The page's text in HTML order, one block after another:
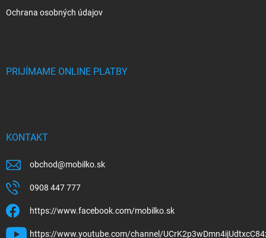
Ochrana osobných údajov
PRIJÍMAME ONLINE PLATBY
KONTAKT
obchod@mobilko.sk
0908 447 777
https://www.facebook.com/mobilko.sk
https://www.youtube.com/channel/